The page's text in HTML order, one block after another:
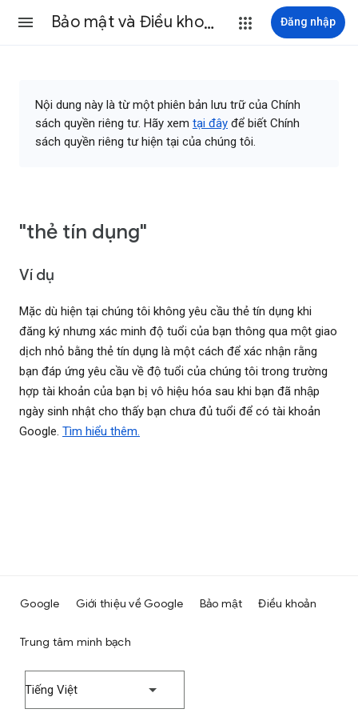
Bảo mật và Điều khoản Đăng nhập
Nội dung này là từ một phiên bản lưu trữ của Chính
sách quyền riêng tư. Hãy xem tại đây để biết Chính
sách quyền riêng tư hiện tại của chúng tôi.
"thẻ tín dụng"
Ví dụ
Mặc dù hiện tại chúng tôi không yêu cầu thẻ tín dụng khi
đăng ký nhưng xác minh độ tuổi của bạn thông qua một giao
dịch nhỏ bằng thẻ tín dụng là một cách để xác nhận rằng
bạn đáp ứng yêu cầu về độ tuổi của chúng tôi trong trường
hợp tài khoản của bạn bị vô hiệu hóa sau khi bạn đã nhập
ngày sinh nhật cho thấy bạn chưa đủ tuổi để có tài khoản
Google. Tìm hiểu thêm.
Google Giới thiệu về Google Bảo mật Điều khoản
Trung tâm minh bạch
Tiếng Việt